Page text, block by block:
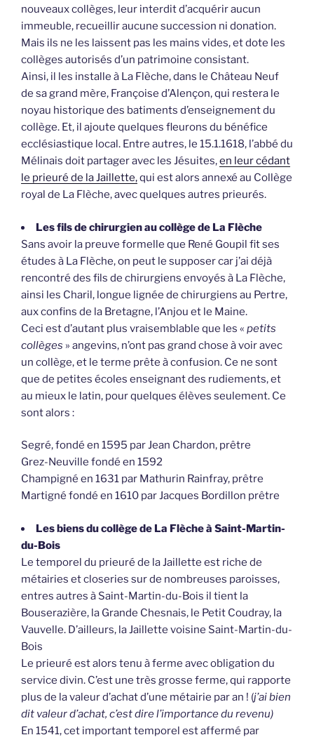
nouveaux collèges, leur interdit d’acquérir aucun
immeuble, recueillir aucune succession ni donation.
Mais ils ne les laissent pas les mains vides, et dote les
collèges autorisés d’un patrimoine consistant.
Ainsi, il les installe à La Flèche, dans le Château Neuf
de sa grand mère, Françoise d’Alençon, qui restera le
noyau historique des batiments d’enseignement du
collège. Et, il ajoute quelques fleurons du bénéfice
ecclésiastique local. Entre autres, le 15.1.1618, l’abbé du
Mélinais doit partager avec les Jésuites,en leur cédant
le prieuré de la Jaillette,qui est alors annexé au Collège
royal de La Flèche, avec quelques autres prieurés.
Les fils de chirurgien au collège de La Flèche
Sans avoir la preuve formelle que René Goupil fit ses
études à La Flèche, on peut le supposer car j’ai déjà
rencontré des fils de chirurgiens envoyés à La Flèche,
ainsi les Charil, longue lignée de chirurgiens au Pertre,
aux confins de la Bretagne, l’Anjou et le Maine.
Ceci est d’autant plus vraisemblable que les « petits
collèges » angevins, n’ont pas grand chose à voir avec
un collège, et le terme prête à confusion. Ce ne sont
que de petites écoles enseignant des rudiements, et
au mieux le latin, pour quelques élèves seulement. Ce
sont alors :
Segré, fondé en 1595 par Jean Chardon, prêtre
Grez-Neuville fondé en 1592
Champigné en 1631 par Mathurin Rainfray, prêtre
Martigné fondé en 1610 par Jacques Bordillon prêtre
Les biens du collège de La Flèche à Saint-Martin-
du-Bois
Le temporel du prieuré de la Jaillette est riche de
métairies et closeries sur de nombreuses paroisses,
entres autres à Saint-Martin-du-Bois il tient la
Bouserazière, la Grande Chesnais, le Petit Coudray, la
Vauvelle. D’ailleurs, la Jaillette voisine Saint-Martin-du-
Bois
Le prieuré est alors tenu à ferme avec obligation du
service divin. C’est une très grosse ferme, qui rapporte
plus de la valeur d’achat d’une métairie par an ! (j’ai bien
dit valeur d’achat, c’est dire l’importance du revenu)
En 1541, cet important temporel est affermé par